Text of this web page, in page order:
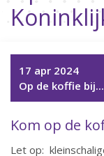
17 apr 2024
Op de koffie
Kom op de
Let op: